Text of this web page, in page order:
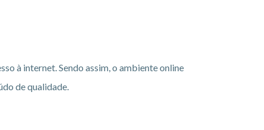
à internet. Sendo assim, o ambiente online
de qualidade.